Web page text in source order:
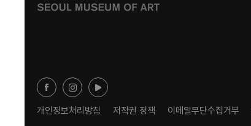
개인정보처리방침 저작권 정책 이메일무단수집거부